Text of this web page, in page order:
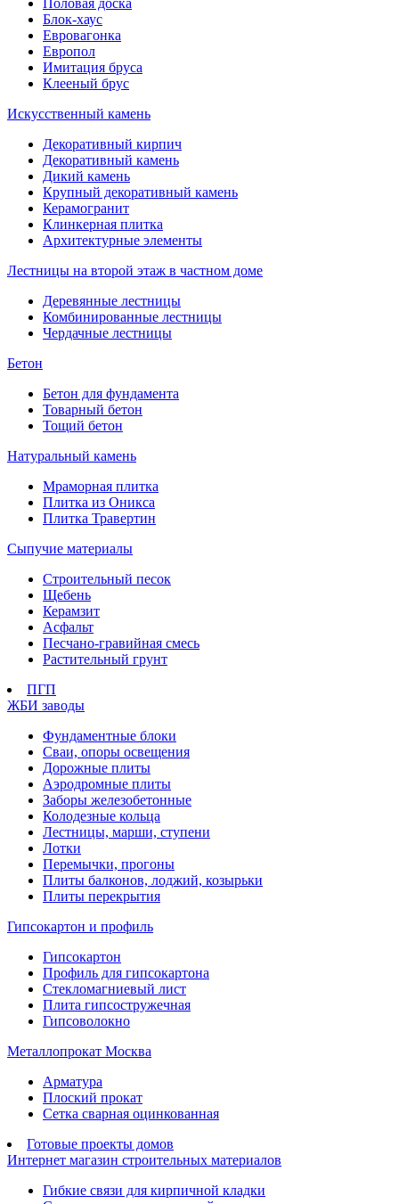
Половая доска
Блок-хаус
Евровагонка
Европол
Имитация бруса
Клееный брус
Искусственный камень
Декоративный кирпич
Декоративный камень
Дикий камень
Крупный декоративный камень
Керамогранит
Клинкерная плитка
Архитектурные элементы
Лестницы на второй этаж в частном доме
Деревянные лестницы
Комбинированные лестницы
Чердачные лестницы
Бетон
Бетон для фундамента
Товарный бетон
Тощий бетон
Натуральный камень
Мраморная плитка
Плитка из Оникса
Плитка Травертин
Сыпучие материалы
Строительный песок
Щебень
Керамзит
Асфальт
Песчано-гравийная смесь
Растительный грунт
ПГП
ЖБИ заводы
Фундаментные блоки
Сваи, опоры освещения
Дорожные плиты
Аэродромные плиты
Заборы железобетонные
Колодезные кольца
Лестницы, марши, ступени
Лотки
Перемычки, прогоны
Плиты балконов, лоджий, козырьки
Плиты перекрытия
Гипсокартон и профиль
Гипсокартон
Профиль для гипсокартона
Стекломагниевый лист
Плита гипсостружечная
Гипсоволокно
Металлопрокат Москва
Арматура
Плоский прокат
Сетка сварная оцинкованная
Готовые проекты домов
Интернет магазин строительных материалов
Гибкие связи для кирпичной кладки